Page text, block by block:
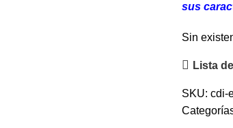
sus
Sin
Lista
SKU: cdi-